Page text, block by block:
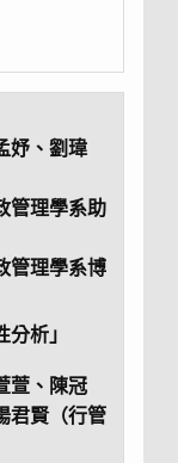
、劉瑋
管理學系助
理學系博
析」
、陳冠
君賢（行管